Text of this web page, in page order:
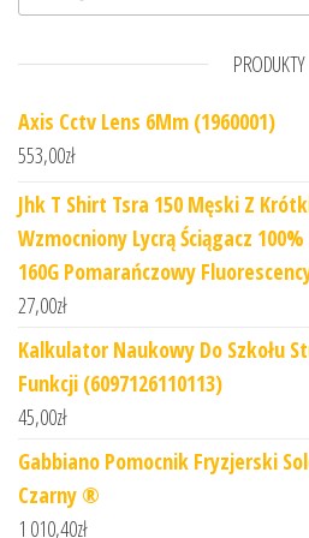
PRODUKTY
Axis Cctv Lens 6Mm (1960001)
553,00zł
Jhk T Shirt Tsra 150 Męski Z
Wzmocniony Lycrą Ściągacz
160G Pomarańczowy
27,00zł
Kalkulator Naukowy Do Szkołu
Funkcji (6097126110113)
45,00zł
Gabbiano Pomocnik Fryzjerski
Czarny ®
1 010,40zł